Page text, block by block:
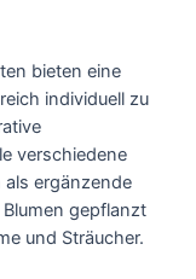
bieten eine
individuell zu
verschiedene
ergänzende
gepflanzt
und Sträucher.